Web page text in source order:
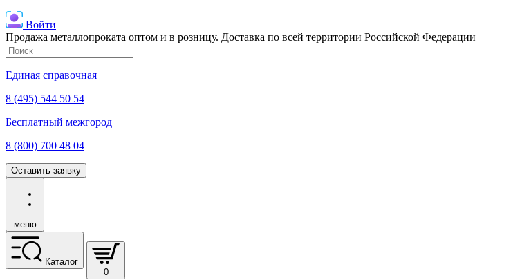
Войти
Продажа металлопроката оптом и в розницу. Доставка по всей территории Российской Федерации
Единая справочная
8 (495) 544 50 54
Бесплатный межгород
8 (800) 700 48 04
Оставить заявку
меню
Каталог
0